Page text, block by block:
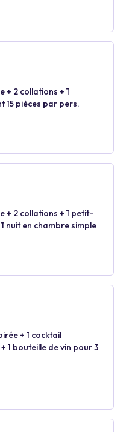
+ 2 collations + 1
15 pièces par pers.
+ 2 collations + 1 petit-
nuit en chambre simple
+ 1 cocktail
1 bouteille de vin pour 3